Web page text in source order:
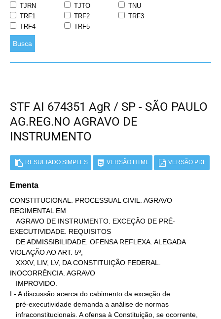
TJRN
TJTO
TNU
TRF1
TRF2
TRF3
TRF4
TRF5
Busca
STF AI 674351 AgR / SP - SÃO PAULO
AG.REG.NO AGRAVO DE
INSTRUMENTO
RESULTADO SIMPLES VERSÃO HTML VERSÃO PDF
Ementa
CONSTITUCIONAL. PROCESSUAL CIVIL. AGRAVO
REGIMENTAL EM
EXECUTIVIDADE. REQUISITOS
VIOLAÇÃO AO ART. 5º,
INOCORRÊNCIA. AGRAVO
I - A discussão acerca do cabimento da exceção de